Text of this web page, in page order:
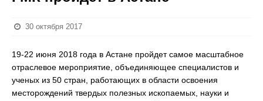
30 октября 2017
19-22 июня 2018 года в Астане пройдет самое масштабное
отраслевое мероприятие, объединяющее специалистов и
ученых из 50 стран, работающих в области освоения
месторождений твердых полезных ископаемых, науки и